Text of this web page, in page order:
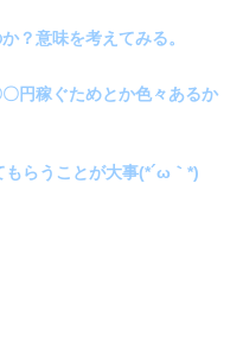
？意味を考えてみる。
円稼ぐためとか色々あるか
らうことが大事(*´ω｀*)